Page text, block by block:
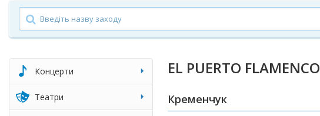
Концерти
Театри
EL PUERTO FLAMENCO
Кременчук